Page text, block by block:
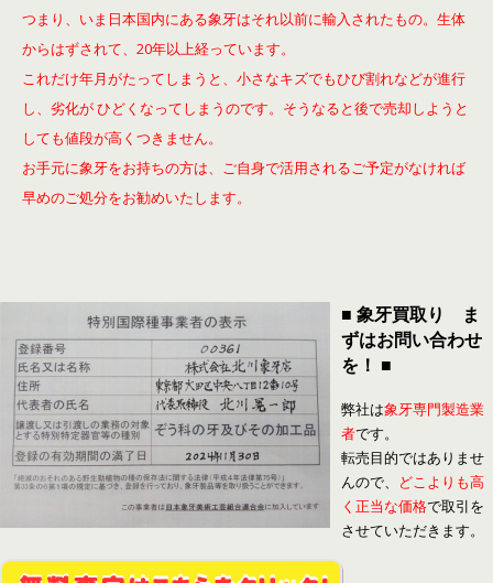
つまり、いま日本国内にある象牙はそれ以前に輸入されたもの。生体
からはずされて、20年以上経っています。
これだけ年月がたってしまうと、小さなキズでもひび割れなどが進行
し、劣化が ひどくなってしまうのです。そうなると後で売却しようと
しても値段が高くつきません。
お手元に象牙をお持ちの方は、ご自身で活用されるご予定がなければ
早めのご処分をお勧めいたします。
■ 象牙買取り ま
ずはお問い合わせ
を！ ■
弊社は象牙専門製造業
者です。
転売目的ではありませ
んので、
どこよりも高
く正当な価格で取引を
させていただきます。